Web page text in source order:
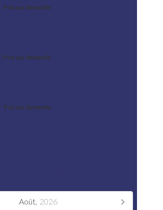
Prix sur demande
Prix sur demande
Prix sur demande
Août, 2026